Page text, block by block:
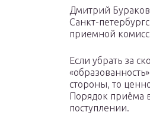
Дмитрий Бураков
Санкт-
приемной
Если убрать за
стороны, то
Порядок приёма
поступлении.